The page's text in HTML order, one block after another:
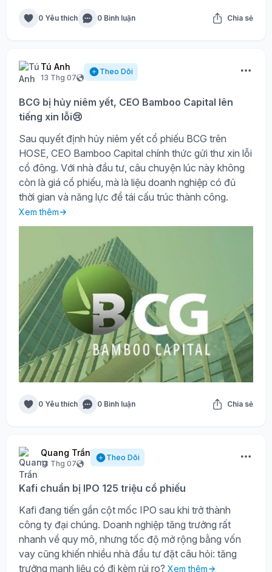
0 Yêu thích 0 Bình luận Chia sẻ
Tú Anh
13 Thg 07
Theo Dõi
BCG bị hủy niêm yết, CEO Bamboo Capital lên
tiếng xin lỗi😢
Sau quyết định hủy niêm yết cổ phiếu BCG trên
HOSE, CEO Bamboo Capital chính thức gửi thư xin lỗi
cổ đông. Với nhà đầu tư, câu chuyện lúc này không
còn là giá cổ phiếu, mà là liệu doanh nghiệp có đủ
thời gian và năng lực để tái cấu trúc thành công.
Xem thêm
0 Yêu thích 0 Bình luận Chia sẻ
Quang Trần
13 Thg 07
Theo Dõi
Kafi chuẩn bị IPO 125 triệu cổ phiếu
Kafi đang tiến gần cột mốc IPO sau khi trở thành
công ty đại chúng. Doanh nghiệp tăng trưởng rất
nhanh về quy mô, nhưng tốc độ mở rộng bằng vốn
vay cũng khiến nhiều nhà đầu tư đặt câu hỏi: tăng
trưởng mạnh liệu có đi kèm rủi ro? Xem thêm